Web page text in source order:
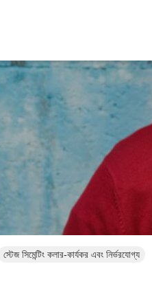
স্টেজ সিমেন্টিং কলার-কার্যকর এবং নির্ভরযোগ্য